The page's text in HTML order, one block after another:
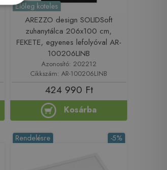
Előleg köteles
AREZZO design SOLIDSoft
zuhanytálca 206x100 cm,
FEKETE, egyenes lefolyóval AR-
100206LINB
Azonosító: 202212
Cikkszám: AR-100206LINB
424 990 Ft
Kosárba
-5%
Rendelésre